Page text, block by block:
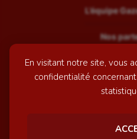
En visitant notre site, vous
confidentialité
L’équipe
Nos
Mentions